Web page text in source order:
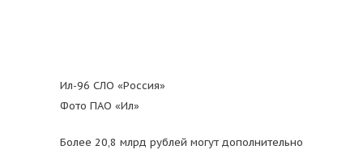
Ил-96 СЛО «Россия»
Фото ПАО «Ил»
Более 20,8 млрд рублей могут дополнительно